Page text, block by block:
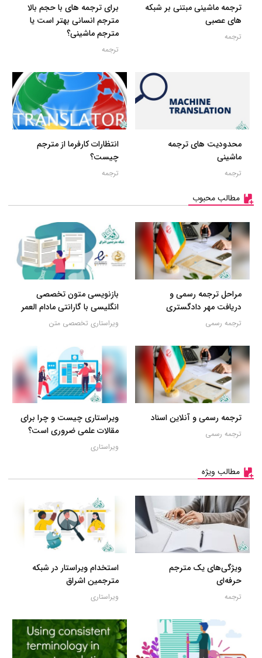
ترجمه ماشینی مبتنی بر شبکه
های عصبی
ترجمه
برای ترجمه های با حجم بالا
مترجم انسانی بهتر است یا
مترجم ماشینی؟
ترجمه
محدودیت های ترجمه
ماشینی
ترجمه
انتظارات کارفرما از مترجم
چیست؟
ترجمه
مطالب محبوب
مراحل ترجمه رسمی و
دریافت مهر دادگستری
ترجمه رسمی
بازنویسی متون تخصصی
انگلیسی با گارانتی مادام العمر
ویراستاری تخصصی متن
ترجمه رسمی و آنلاین اسناد
ترجمه رسمی
ویراستاری چیست و چرا برای
مقالات علمی ضروری است؟
ویراستاری
مطالب ویژه
ویژگی‌های یک مترجم
حرفه‌ای
ترجمه
استخدام ویراستار در شبکه
مترجمین اشراق
ویراستاری